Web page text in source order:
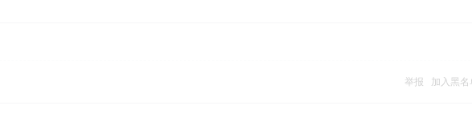
举报 加入黑名